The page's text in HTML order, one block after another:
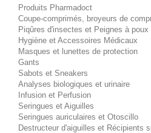
Produits Pharmadoct
Coupe-comprimés, broyeurs de
Piqûres d'insectes et Peignes à poux
Hygiène et Accessoires Médicaux
Masques et lunettes de protection
Gants
Sabots et Sneakers
Analyses biologiques et urinaire
Infusion et Perfusion
Seringues et Aiguilles
Seringues auriculaires et Otoscillo
Destructeur d'aiguilles et Récipients